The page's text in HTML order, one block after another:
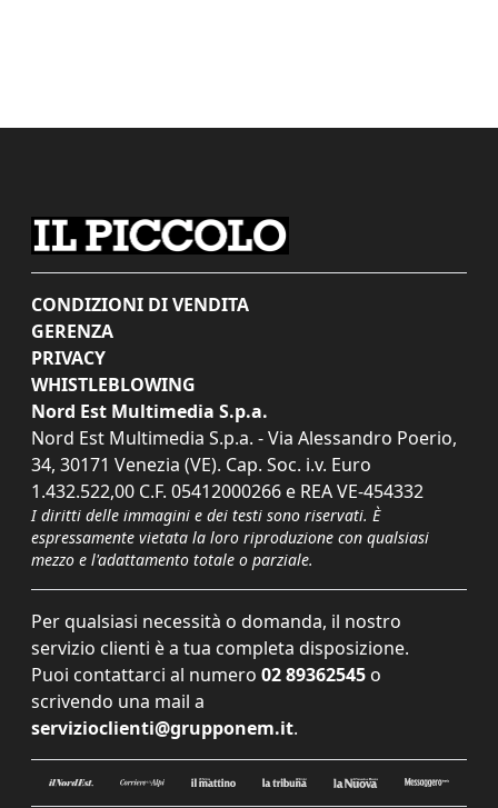
CONDIZIONI DI VENDITA
GERENZA
PRIVACY
WHISTLEBLOWING
Nord Est Multimedia S.p.a.
Nord Est Multimedia S.p.a. - Via Alessandro Poerio,
34, 30171 Venezia (VE). Cap. Soc. i.v. Euro
1.432.522,00 C.F. 05412000266 e REA VE-454332
I diritti delle immagini e dei testi sono riservati. È
espressamente vietata la loro riproduzione con qualsiasi
mezzo e l'adattamento totale o parziale.
Per qualsiasi necessità o domanda, il nostro
servizio clienti è a tua completa disposizione.
Puoi contattarci al numero 02 89362545 o
scrivendo una mail a
servizioclienti@grupponem.it.